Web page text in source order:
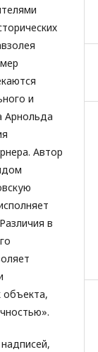
и
Арнольда
Автор
в
объекта,